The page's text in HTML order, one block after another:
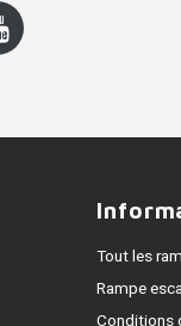
Tout les
Rampe
Conditions